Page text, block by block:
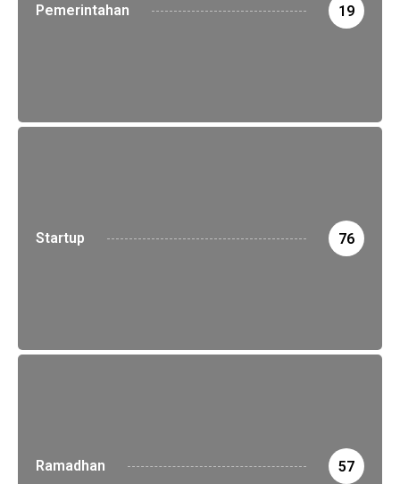
Pemerintahan 19
Startup 76
Ramadhan 57